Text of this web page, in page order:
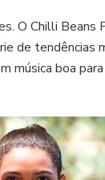
O Chilli Beans
de tendências
boa